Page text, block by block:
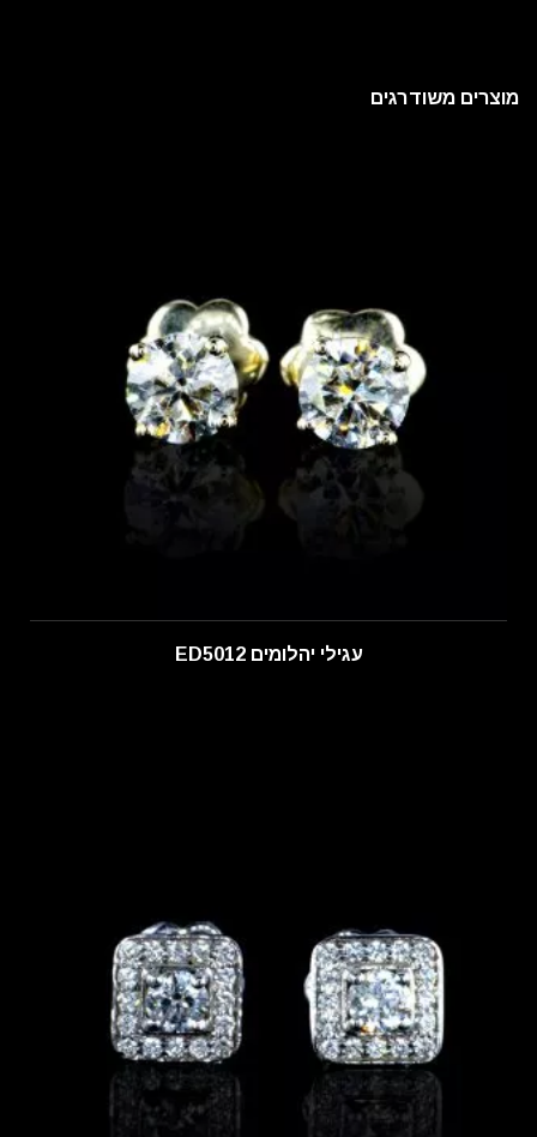
מוצרים משודרגים
עגילי יהלומים ED5012